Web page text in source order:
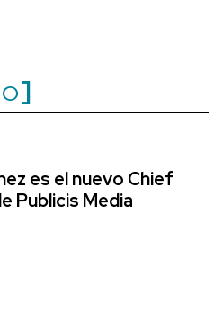
es el nuevo Chief
Publicis Media